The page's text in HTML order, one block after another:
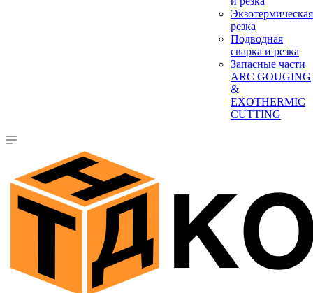
Экзотермическая
резка
Подводная
сварка и резка
Запасные части
ARC GOUGING
&
EXOTHERMIC
CUTTING